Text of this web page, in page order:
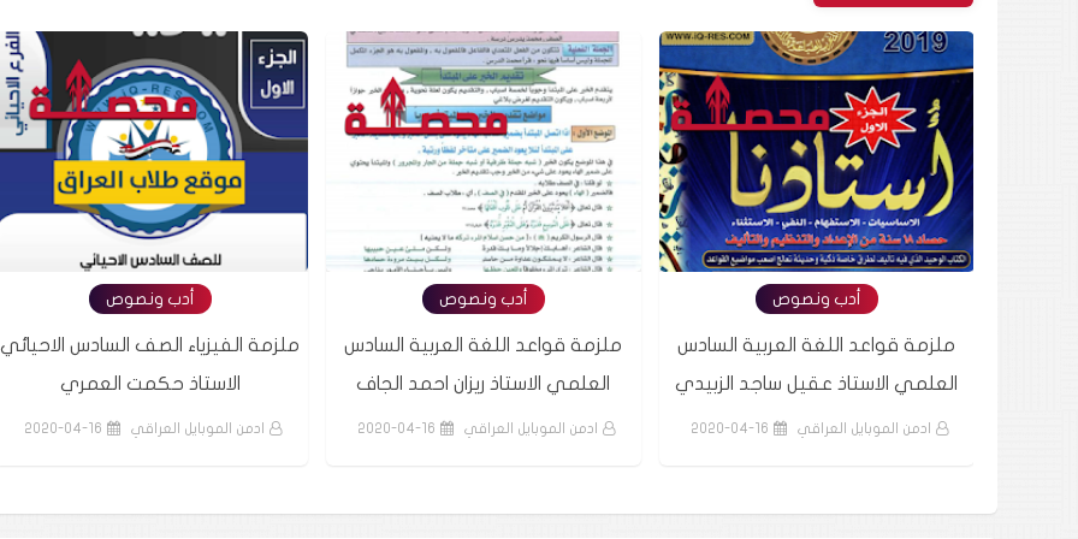
أدب ونصوص
ملزمة قواعد اللغة العربية السادس
العلمي الاستاذ عقيل ساجد الزبيدي
ادمن الموبايل العراقي 2020-04-16
أدب ونصوص
ملزمة قواعد اللغة العربية السادس
العلمي الاستاذ ريزان احمد الجاف
ادمن الموبايل العراقي 2020-04-16
أدب ونصوص
ملزمة الفيزياء الصف السادس الاحيائي
الاستاذ حكمت العمري
ادمن الموبايل العراقي 2020-04-16